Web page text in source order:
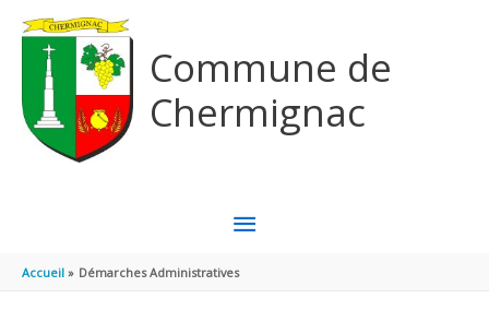
Commune de
Chermignac
MENU
PRINCIPAL
Accueil Démarches Administratives